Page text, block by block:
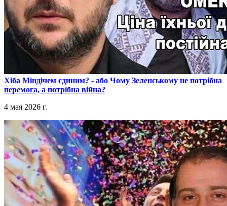
​Хіба Міндічем єдиним? - або Чому Зеленському не потрібна
перемога, а потрібна війна?
4 мая 2026 г.